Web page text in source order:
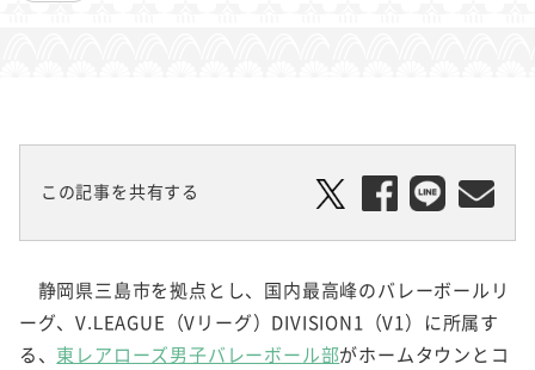
この記事を共有する
静岡県三島市を拠点とし、国内最高峰のバレーボールリ
ーグ、V.LEAGUE（Vリーグ）DIVISION1（V1）に所属す
る、 東レアローズ男子バレーボール部がホームタウンとコ